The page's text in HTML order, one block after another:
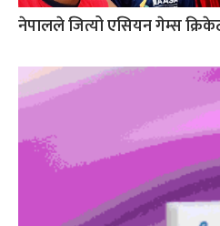
नेपालले जित्यो एसियन गेम्स